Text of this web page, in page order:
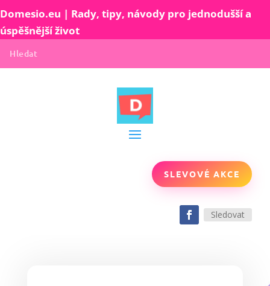
Domesio.eu | Rady, tipy, návody pro jednodušší a
úspěšnější život
SLEVOVÉ AKCE
Sledovat